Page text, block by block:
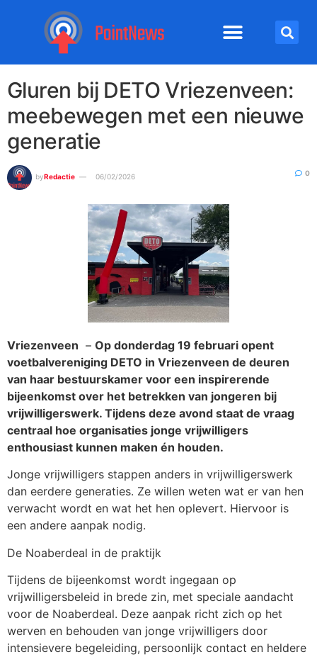
Gluren bij DETO Vriezenveen:
meebewegen met een nieuwe
generatie
byRedactie 06/02/2026 0
Vriezenveen – Op donderdag 19 februari opent
voetbalvereniging DETO in Vriezenveen de deuren
van haar bestuurskamer voor een inspirerende
bijeenkomst over het betrekken van jongeren bij
vrijwilligerswerk. Tijdens deze avond staat de vraag
centraal hoe organisaties jonge vrijwilligers
enthousiast kunnen maken én houden.
Jonge vrijwilligers stappen anders in vrijwilligerswerk
dan eerdere generaties. Ze willen weten wat er van hen
verwacht wordt en wat het hen oplevert. Hiervoor is
een andere aanpak nodig.
De Noaberdeal in de praktijk
Tijdens de bijeenkomst wordt ingegaan op
vrijwilligersbeleid in brede zin, met speciale aandacht
voor de Noaberdeal. Deze aanpak richt zich op het
werven en behouden van jonge vrijwilligers door
intensievere begeleiding, persoonlijk contact en heldere